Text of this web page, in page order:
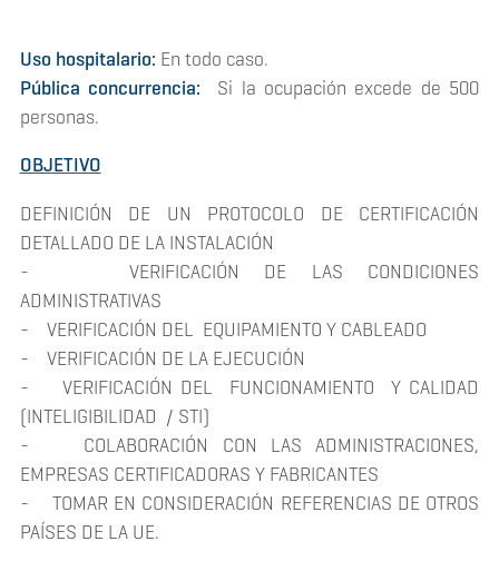
Uso hospitalario: En todo caso.
Pública concurrencia: Si la ocupación excede de 500
personas.
OBJETIVO
DEFINICIÓN DE UN PROTOCOLO DE CERTIFICACIÓN
DETALLADO DE LA INSTALACIÓN
- VERIFICACIÓN DE LAS CONDICIONES
ADMINISTRATIVAS
- VERIFICACIÓN DEL EQUIPAMIENTO Y CABLEADO
- VERIFICACIÓN DE LA EJECUCIÓN
- VERIFICACIÓN DEL FUNCIONAMIENTO Y CALIDAD
(INTELIGIBILIDAD / STI)
- COLABORACIÓN CON LAS ADMINISTRACIONES,
EMPRESAS CERTIFICADORAS Y FABRICANTES
- TOMAR EN CONSIDERACIÓN REFERENCIAS DE OTROS
PAÍSES DE LA UE.